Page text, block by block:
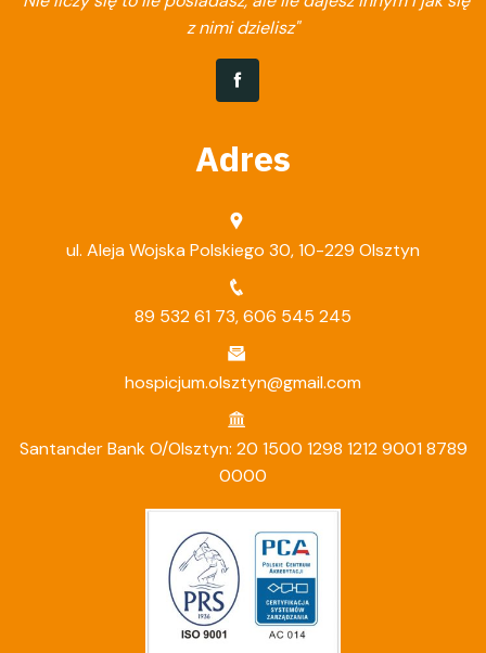
z nimi dzielisz"
Adres
ul. Aleja Wojska Polskiego 30, 10-229 Olsztyn
89 532 61 73,606 545 245
hospicjum.olsztyn@gmail.com
Santander Bank O/Olsztyn: 20 1500 1298 1212 9001 8789
0000